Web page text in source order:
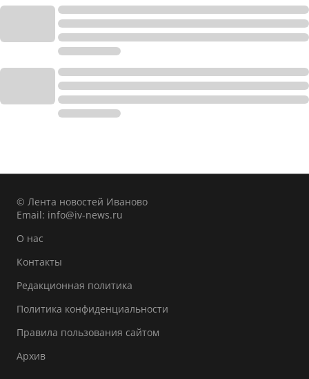
© Лента новостей Иваново
Email: info@iv-news.ru
О нас
Контакты
Редакционная политика
Политика конфиденциальности
Правила пользования сайтом
Архив